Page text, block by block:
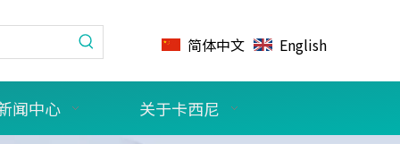
简体中文 English
闻中心 关于卡西尼